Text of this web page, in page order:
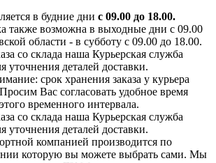
в будние дни с 09.00 до 18.00.
также возможна в выходные дни с 09.00
области - в субботу с 09.00 до 18.00.
со склада наша Курьерская служба
уточнения деталей доставки.
срок хранения заказа у курьера
Вас согласовать удобное время
временного интервала.
со склада наша Курьерская служба
уточнения деталей доставки.
компанией производится по
которую вы можете выбрать сами. Мы